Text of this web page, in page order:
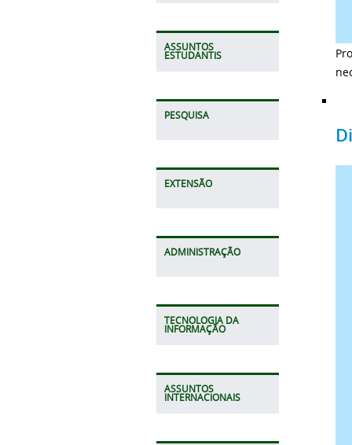
ASSUNTOS
ESTUDANTIS
PESQUISA
EXTENSÃO
ADMINISTRAÇÃO
TECNOLOGIA DA
INFORMAÇÃO
ASSUNTOS
INTERNACIONAIS